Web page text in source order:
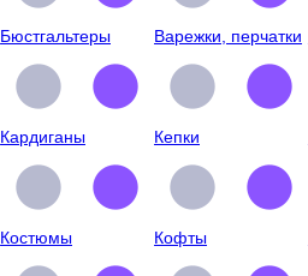
Бюстгальтеры Варежки, перчатки
Кардиганы Кепки
Костюмы Кофты